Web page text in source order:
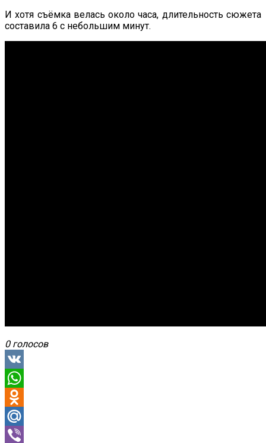
И хотя съёмка велась около часа, длительность сюжета
составила 6 с небольшим минут.
0 голосов
VK
WhatsApp
Odnoklassniki
Mail.Ru